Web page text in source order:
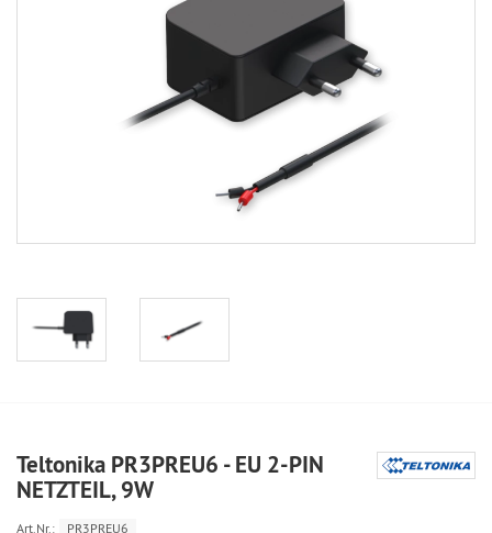
Teltonika PR3PREU6 - EU 2-PIN
NETZTEIL, 9W
Art.Nr.: PR3PREU6